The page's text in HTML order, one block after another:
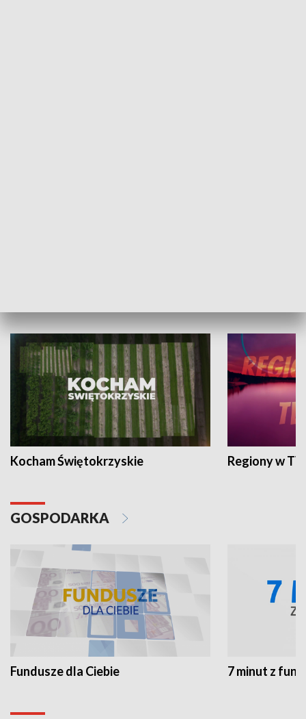
Kocham Świętokrzyskie Regiony w
GOSPODARKA
Fundusze dla Ciebie 7 minut z